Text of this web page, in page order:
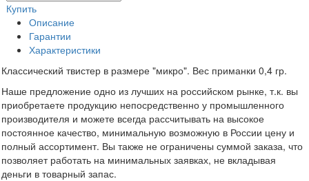
Купить
Описание
Гарантии
Характеристики
Классический твистер в размере "микро". Вес приманки 0,4 гр.
Наше предложение одно из лучших на российском рынке, т.к. вы
приобретаете продукцию непосредственно у промышленного
производителя и можете всегда рассчитывать на высокое
постоянное качество, минимальную возможную в России цену и
полный ассортимент. Вы также не ограничены суммой заказа, что
позволяет работать на минимальных заявках, не вкладывая
деньги в товарный запас.